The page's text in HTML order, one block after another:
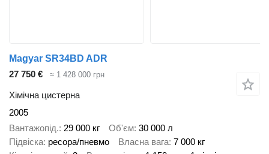
Magyar SR34BD ADR
27 750 €
≈ 1 428 000 грн
Хімічна цистерна
2005
Вантажопід. 29 000 кг Об'єм 30 000 л
Підвіска ресора/пневмо Власна вага 7 000 кг